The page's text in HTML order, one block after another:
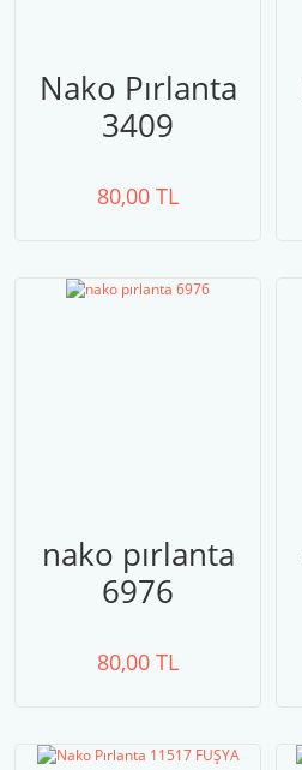
Nako Pırlanta
3409
80,00 TL
nako pırlanta
6976
80,00 TL